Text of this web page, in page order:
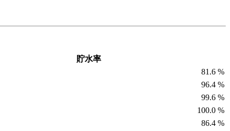
貯水率
81.6 %
96.4 %
99.6 %
100.0 %
86.4 %